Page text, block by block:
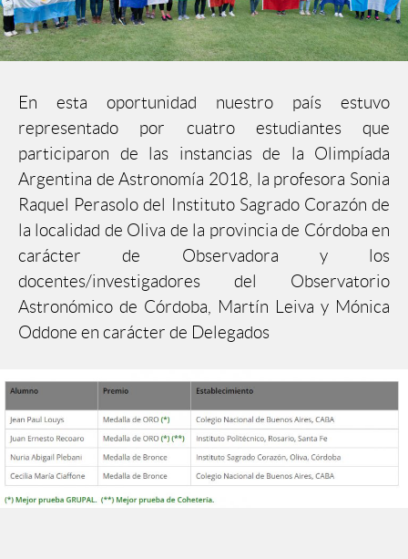
En esta oportunidad nuestro país estuvo
representado por cuatro estudiantes que
participaron de las instancias de la Olimpíada
Argentina de Astronomía 2018, la profesora Sonia
Raquel Perasolo del Instituto Sagrado Corazón de
la localidad de Oliva de la provincia de Córdoba en
carácter de Observadora y los
docentes/investigadores del Observatorio
Astronómico de Córdoba, Martín Leiva y Mónica
Oddone en carácter de Delegados